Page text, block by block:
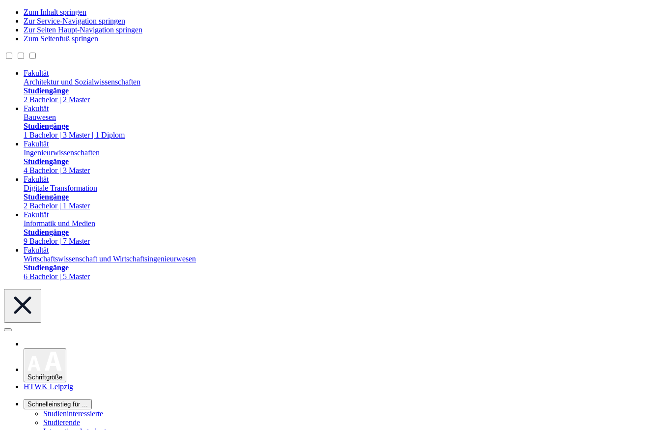
Zum Inhalt springen
Zur Service-Navigation springen
Zur Seiten Haupt-Navigation springen
Zum Seitenfuß springen
Fakultät
Architektur und Sozialwissenschaften
Studiengänge
2 Bachelor | 2 Master
Fakultät
Bauwesen
Studiengänge
1 Bachelor | 3 Master | 1 Diplom
Fakultät
Ingenieurwissenschaften
Studiengänge
4 Bachelor | 3 Master
Fakultät
Digitale Transformation
Studiengänge
2 Bachelor | 1 Master
Fakultät
Informatik und Medien
Studiengänge
9 Bachelor | 7 Master
Fakultät
Wirtschaftswissenschaft und Wirtschaftsingenieurwesen
Studiengänge
6 Bachelor | 5 Master
Schriftgröße
HTWK Leipzig
Schnelleinstieg für ...
Studieninteressierte
Studierende